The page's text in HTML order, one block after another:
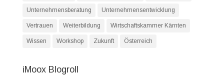
Unternehmensberatung Unternehmensentwicklung
Vertrauen Weiterbildung Wirtschaftskammer Kärnten
Wissen Workshop Zukunft Österreich
iMoox Blogroll